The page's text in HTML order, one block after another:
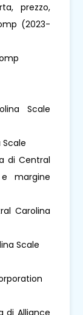
prezzo,
(2023-
Scale
di Central
margine
Carolina
Scale
di Alliance